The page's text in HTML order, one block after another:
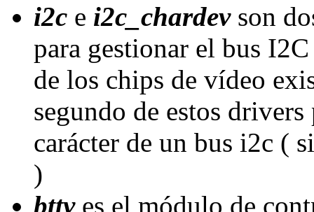
i2c e i2c_chardevson
para gestionar el bus
de los chips de vídeo
segundo de estos
carácter de un bus i2c (
)
bttves el módulo de